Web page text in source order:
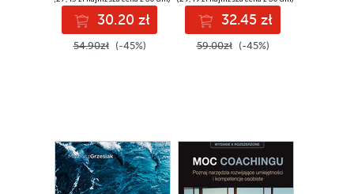
30.20 zł
54.90zł (-45%)
32.45 zł
59.00zł (-45%)